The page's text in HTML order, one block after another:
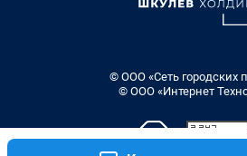
© ООО «Сеть городских
© ООО «Интернет